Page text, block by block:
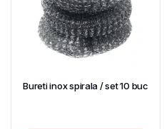
Bureti inox spirala / set 10 buc